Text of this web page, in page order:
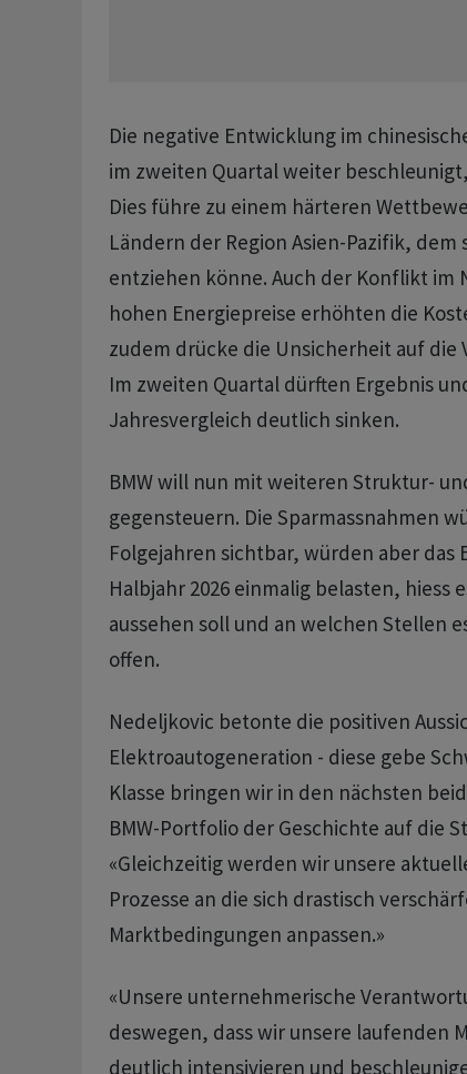
Die negative Entwicklung im
im zweiten Quartal weiter
Dies führe zu einem härteren
Ländern der Region Asien-Pazifik, dem
entziehen könne. Auch der Konflikt im
hohen Energiepreise erhöhten die
zudem drücke die Unsicherheit auf die
Im zweiten Quartal dürften Ergebnis
Jahresvergleich deutlich sinken.
BMW will nun mit weiteren Struktur-
gegensteuern. Die Sparmassnahmen
Folgejahren sichtbar, würden aber das
Halbjahr 2026 einmalig belasten, hiess
aussehen soll und an welchen Stellen
offen.
Nedeljkovic betonte die positiven
Elektroautogeneration - diese gebe
Klasse bringen wir in den nächsten
BMW-Portfolio der Geschichte auf die
«Gleichzeitig werden wir unsere
Prozesse an die sich drastisch
Marktbedingungen anpassen.»
«Unsere unternehmerische
deswegen, dass wir unsere laufenden
deutlich intensivieren und